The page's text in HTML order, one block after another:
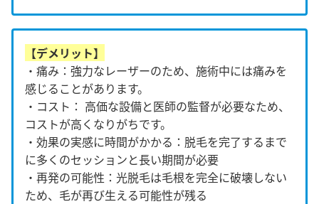
【デメリット】
・痛み：強力なレーザーのため、施術中には痛みを
感じることがあります。
・コスト： 高価な設備と医師の監督が必要なため、
コストが高くなりがちです。
・ 効果の実感に時間がかかる：脱毛を完了するまで
に多くのセッションと長い期間が必要
・ 再発の可能性：光脱毛は毛根を完全に破壊しない
ため、毛が再び生える可能性が残る